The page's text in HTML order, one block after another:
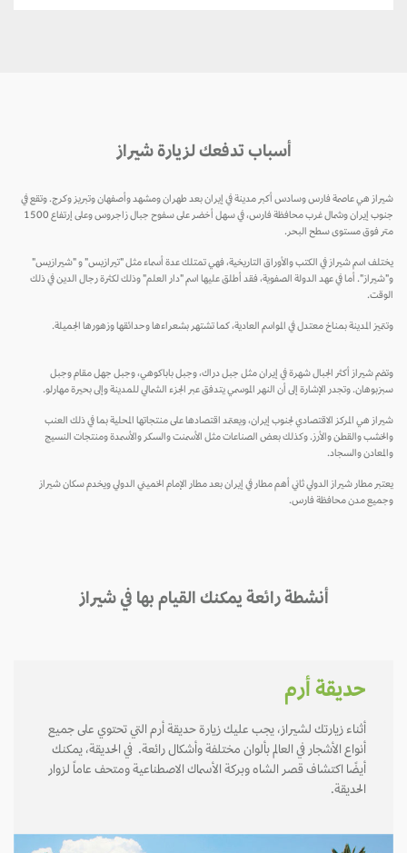
أسباب تدفعك لزيارة شيراز
شيراز هي عاصمة فارس وسادس أكبر مدينة في إيران بعد طهران ومشهد وأصفهان وتبريز وكرج. وتقع في
جنوب إيران وشمال غرب محافظة فارس، في سهل أخضر على سفوح جبال زاجروس وعلى إرتفاع 1500
متر فوق مستوى سطح البحر.
يختلف اسم شيراز في الكتب والأوراق التاريخية، فهي تمتلك عدة أسماء مثل "تيرازيس" و "شيرازيس"
و"شيراز". أما في عهد الدولة الصفوية، فقد أطلق عليها اسم "دار العلم" وذلك لكثرة رجال الدين في ذلك
الوقت.
وتتميز المدينة بمناخ معتدل في المواسم العادية، كما تشتهر بشعراءها وحدائقها وزهورها الجميلة.
وتضم شيراز أكثر الجبال شهرة في إيران مثل جبل دراك، وجبل باباكوهي، وجبل جهل مقام وجبل
سبزبوهان. وتجدر الإشارة إلى أن النهر الموسمي يتدفق عبر الجزء الشمالي للمدينة وإلى بحيرة مهارلو.
شيراز هي المركز الاقتصادي لجنوب إيران، ويعتمد اقتصادها على منتجاتها المحلية بما في ذلك العنب
والخشب والقطن والأرز. وكذلك بعض الصناعات مثل الأسمنت والسكر والأسمدة ومنتجات النسيج
والمعادن والسجاد.
يعتبر مطار شيراز الدولي ثاني أهم مطار في إيران بعد مطار الإمام الخميني الدولي ويخدم سكان شيراز
وجميع مدن محافظة فارس.
أنشطة رائعة يمكنك القيام بها في شيراز
حديقة أرم
أثناء زيارتك لشيراز، يجب عليك زيارة حديقة أرم التي تحتوي على جميع
أنواع الأشجار في العالم بألوان مختلفة وأشكال رائعة. في الحديقة، يمكنك
أيضًا اكتشاف قصر الشاه وبركة الأسماك الاصطناعية ومتحف عاماً لزوار
الحديقة.